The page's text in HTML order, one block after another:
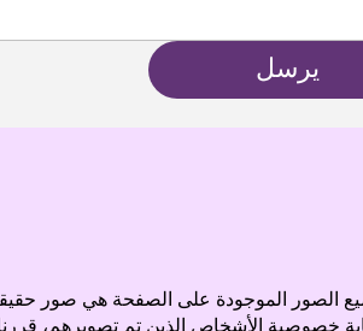
يرسل
الصور الموجودة على الصفحة هي صور